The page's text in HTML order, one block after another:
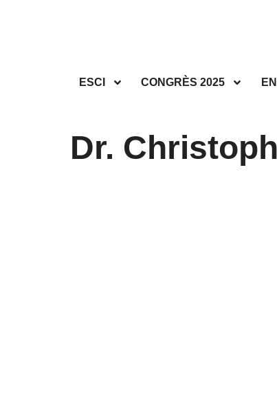
ESCI CONGRÈS 2025
Dr.